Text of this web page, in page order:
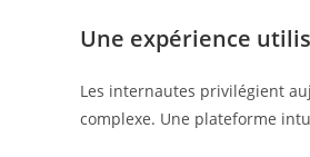
Une expérience
Les internautes privilégient
complexe. Une plateforme